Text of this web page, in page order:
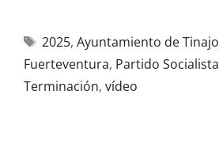
2025, Ayuntamiento de Tinajo
Fuerteventura, Partido Socialista
Terminación, vídeo